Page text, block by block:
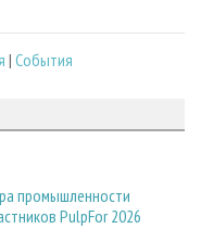
| События
промышленности
PulpFor 2026